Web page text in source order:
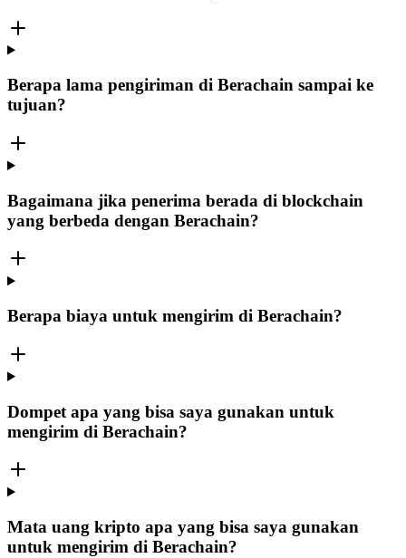
Berapa lama pengiriman di Berachain sampai ke
tujuan?
Bagaimana jika penerima berada di blockchain
yang berbeda dengan Berachain?
Berapa biaya untuk mengirim di Berachain?
Dompet apa yang bisa saya gunakan untuk
mengirim di Berachain?
Mata uang kripto apa yang bisa saya gunakan
untuk mengirim di Berachain?